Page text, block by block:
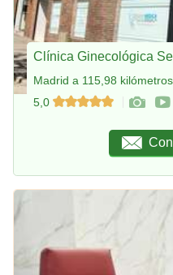
Clínica Ginecológica
Madrid a 115,98
5,0